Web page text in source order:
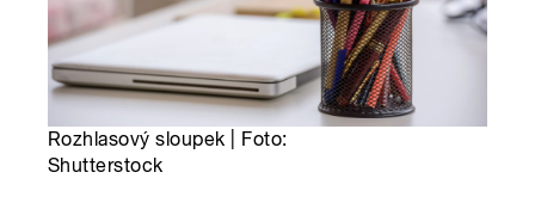
Rozhlasový sloupek | Foto:
Shutterstock